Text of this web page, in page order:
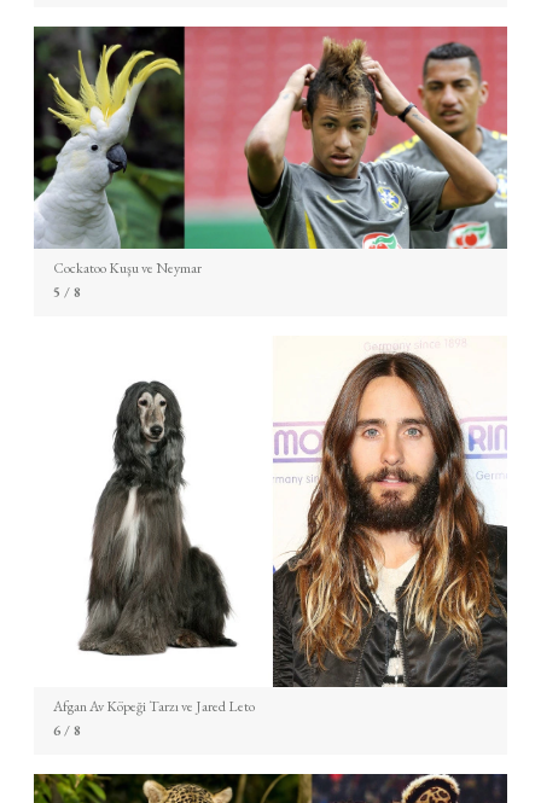
Cockatoo Kuşu ve Neymar
5 / 8
Afgan Av Köpeği Tarzı ve Jared Leto
6/ 8